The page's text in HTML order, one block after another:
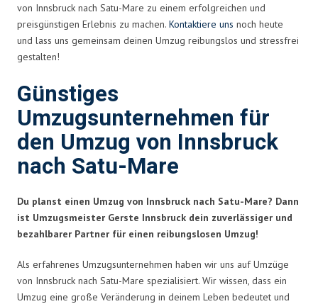
von Innsbruck nach Satu-Mare zu einem erfolgreichen und
preisgünstigen Erlebnis zu machen. Kontaktiere uns noch heute
und lass uns gemeinsam deinen Umzug reibungslos und stressfrei
gestalten!
Günstiges
Umzugsunternehmen für
den Umzug von Innsbruck
nach Satu-Mare
Du planst einen Umzug von Innsbruck nach Satu-Mare? Dann
ist Umzugsmeister Gerste Innsbruck dein zuverlässiger und
bezahlbarer Partner für einen reibungslosen Umzug!
Als erfahrenes Umzugsunternehmen haben wir uns auf Umzüge
von Innsbruck nach Satu-Mare spezialisiert. Wir wissen, dass ein
Umzug eine große Veränderung in deinem Leben bedeutet und